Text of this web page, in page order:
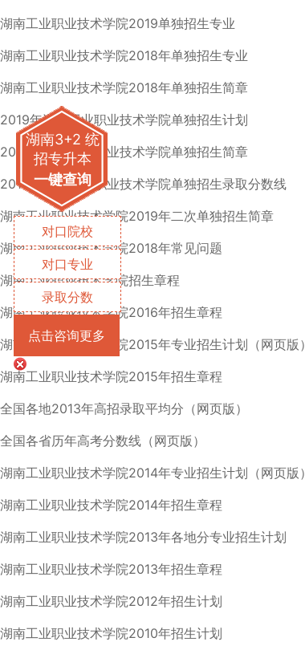
湖南工业职业技术学院2019单独招生专业
湖南工业职业技术学院2018年单独招生专业
湖南工业职业技术学院2018年单独招生简章
2019年湖南工业职业技术学院单独招生计划
2019年湖南工业职业技术学院单独招生简章
2019年湖南工业职业技术学院单独招生录取分数线
湖南工业职业技术学院2019年二次单独招生简章
湖南工业职业技术学院2018年常见问题
湖南工业职业技术学院招生章程
湖南工业职业技术学院2016年招生章程
湖南工业职业技术学院2015年专业招生计划（网页版）
湖南工业职业技术学院2015年招生章程
全国各地2013年高招录取平均分（网页版）
全国各省历年高考分数线（网页版）
湖南工业职业技术学院2014年专业招生计划（网页版）
湖南工业职业技术学院2014年招生章程
湖南工业职业技术学院2013年各地分专业招生计划
湖南工业职业技术学院2013年招生章程
湖南工业职业技术学院2012年招生计划
湖南工业职业技术学院2010年招生计划
湖南3+2 统
招专升本
一键查询
对口院校
对口专业
录取分数
点击咨询更多